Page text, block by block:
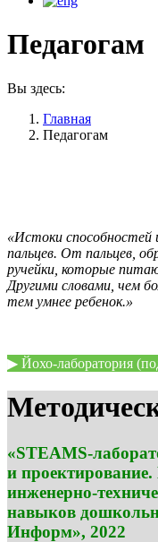
Педагогам
Вы здесь:
Главная
Педагогам
«Истоки способностей
пальцев. От пальцев,
ручейки, которые
Другими словами, чем
тем умнее ребенок.»
▶ Йохо-лаборатория
«STEAMS-
и
инженерно-
навыков
Информ», 2022